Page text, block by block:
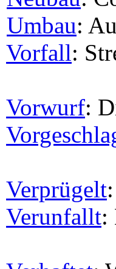
Umbau:
Vorfall:
Vorwurf:
Verprügelt
Verunfallt: